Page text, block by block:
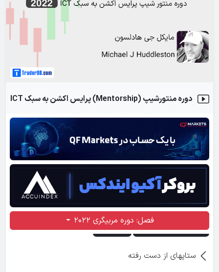
دوره منتورشیپ (Mentorship) پرایس اکشن به سبک ICT
فصل: دوره مربیگری ۲۰۲۲
برنامه فارکس همراه مدل این منتورشیپ
فصل دوره مربیگری ۲۰۲۲ ویدیوی 18
یک رویکرد برای استفاده از این مدل در فارکس
فصل دوره مربیگری ۲۰۲۲ ویدیوی 19
این یک جلسه مفهومی پربار است ، یادداشت برداری کنید
فصل دوره مربیگری ۲۰۲۲ ویدیوی 20
باز شدن لندن در فارکس
فصل دوره مربیگری ۲۰۲۲ ویدیوی 21
ستاپهای از دست رفته